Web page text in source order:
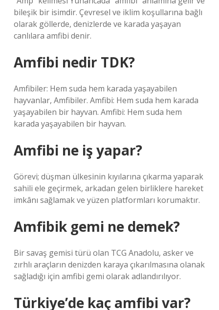
bileşik bir isimdir. Çevresel ve iklim koşullarına bağlı
olarak göllerde, denizlerde ve karada yaşayan
canlılara amfibi denir.
Amfibi nedir TDK?
Amfibiler: Hem suda hem karada yaşayabilen
hayvanlar, Amfibiler. Amfibi: Hem suda hem karada
yaşayabilen bir hayvan. Amfibi: Hem suda hem
karada yaşayabilen bir hayvan.
Amfibi ne iş yapar?
Görevi; düşman ülkesinin kıyılarına çıkarma yaparak
sahili ele geçirmek, arkadan gelen birliklere hareket
imkânı sağlamak ve yüzen platformları korumaktır.
Amfibik gemi ne demek?
Bir savaş gemisi türü olan TCG Anadolu, asker ve
zırhlı araçların denizden karaya çıkarılmasına olanak
sağladığı için amfibi gemi olarak adlandırılıyor.
Türkiye’de kaç amfibi var?